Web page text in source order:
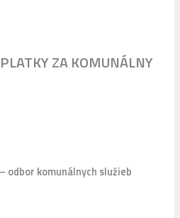
ZA KOMUNÁLNY
odbor komunálnych služieb